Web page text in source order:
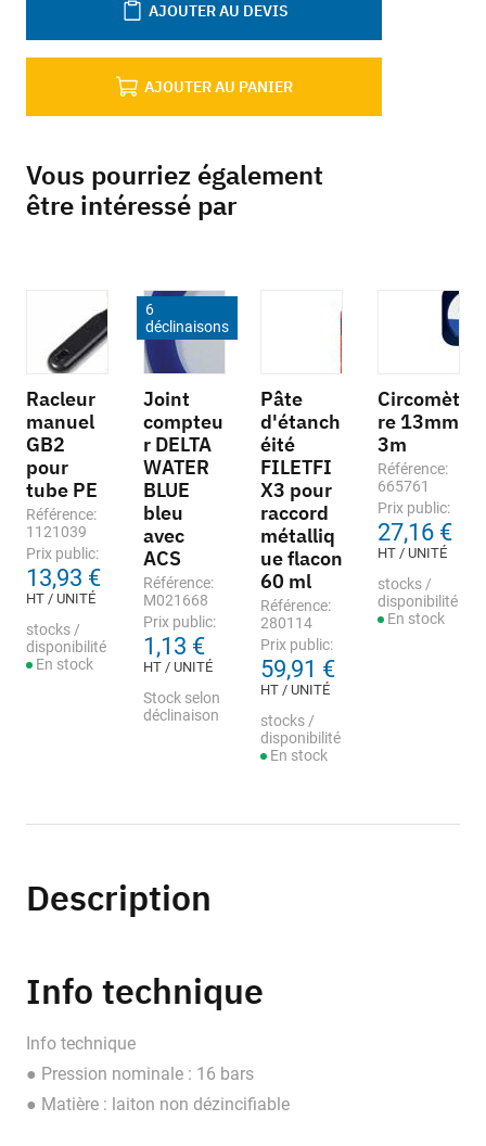
AJOUTER AU PANIER
AJOUTER AU DEVIS
Vous pourriez également
être intéressé par
Racleur
manuel
GB2
pour
tube PE
Référence:
1121039
Prix public:
13,93 €
HT / UNITÉ
stocks /
disponibilité
En stock
6
déclinaisons
Joint
compteu
r DELTA
WATER
BLUE
bleu
avec
ACS
Référence:
M021668
Prix public:
1,13 €
HT / UNITÉ
Stock selon
déclinaison
Pâte
d'étanch
éité
FILETFI
X3 pour
raccord
métalliq
ue flacon
60 ml
Référence:
280114
Prix public:
59,91 €
HT / UNITÉ
stocks /
disponibilité
En stock
Circomèt
re 13mm
3m
Référence:
665761
Prix public:
27,16 €
HT / UNITÉ
stocks /
disponibilité
En stock
Description
Info technique
Info technique
● Pression nominale : 16 bars
● Matière : laiton non dézincifiable